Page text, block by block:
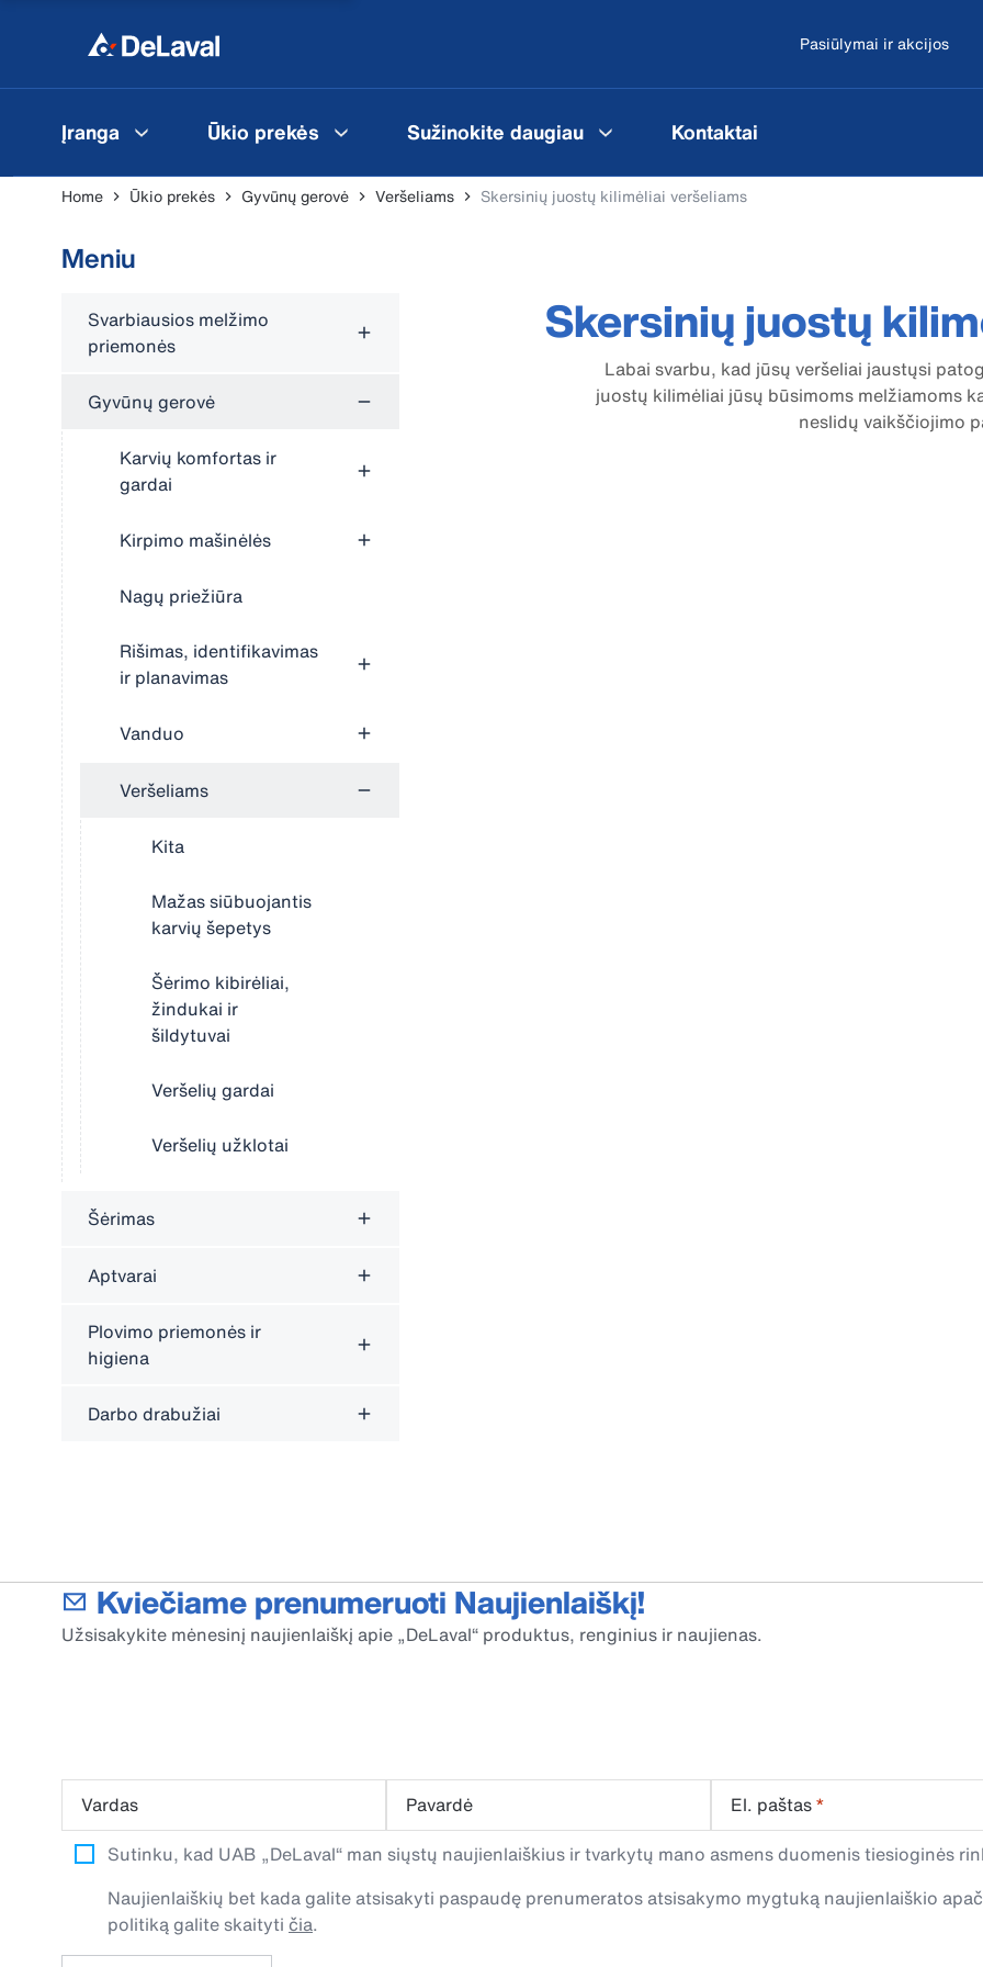
Pasiūlymai ir akcijos
Įranga Ūkio prekės Sužinokite daugiau Kontaktai
Home Ūkio prekės Gyvūnų gerovė Veršeliams Skersinių juostų kilimėliai veršeliams
Meniu
Svarbiausios melžimo
priemonės
Gyvūnų gerovė
Karvių komfortas ir
gardai
Kirpimo mašinėlės
Nagų priežiūra
Rišimas, identifikavimas
ir planavimas
Vanduo
Veršeliams
Kita
Mažas siūbuojantis
karvių šepetys
Šėrimo kibirėliai,
žindukai ir
šildytuvai
Veršelių gardai
Veršelių užklotai
Šėrimas
Aptvarai
Plovimo priemonės ir
higiena
Darbo drabužiai
Skersinių juostų
Labai svarbu, kad jūsų veršeliai jaustųsi
juostų kilimėliai jūsų būsimoms melžiamoms
neslidų vaikščiojimo
Kviečiame prenumeruoti Naujienlaiškį!
Užsisakykite mėnesinį naujienlaiškį apie „DeLaval“ produktus, renginius ir naujienas.
Vardas Pavardė El. paštas*
Sutinku, kad UAB „DeLaval“ man siųstų naujienlaiškius ir tvarkytų mano asmens duomenis tiesioginės
Naujienlaiškių bet kada galite atsisakyti paspaudę prenumeratos atsisakymo mygtuką naujienlaiškio
politiką galite skaityti čia.